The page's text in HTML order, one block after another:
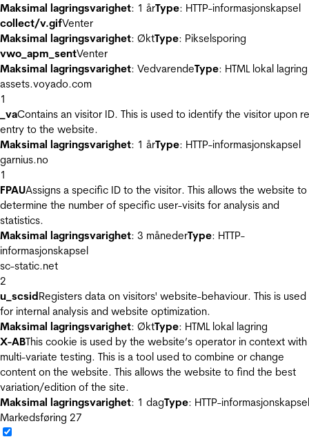
Maksimal lagringsvarighet: 1 årType: HTTP-informasjonskapsel
collect/v.gifVenter
Maksimal lagringsvarighet: ØktType: Pikselsporing
vwo_apm_sentVenter
Maksimal lagringsvarighet: VedvarendeType: HTML lokal lagring
assets.voyado.com
1
_vaContains an visitor ID. This is used to identify the visitor upon
entry to the website.
Maksimal lagringsvarighet: 1 årType: HTTP-informasjonskapsel
garnius.no
1
FPAUAssigns a specific ID to the visitor. This allows the website to
determine the number of specific user-visits for analysis and
statistics.
Maksimal lagringsvarighet: 3 månederType: HTTP-
informasjonskapsel
sc-static.net
2
u_scsidRegisters data on visitors' website-behaviour. This is used
for internal analysis and website optimization.
Maksimal lagringsvarighet: ØktType: HTML lokal lagring
X-ABThis cookie is used by the website’s operator in context with
multi-variate testing. This is a tool used to combine or change
content on the website. This allows the website to find the best
variation/edition of the site.
Maksimal lagringsvarighet: 1 dagType: HTTP-informasjonskapsel
Markedsføring 27